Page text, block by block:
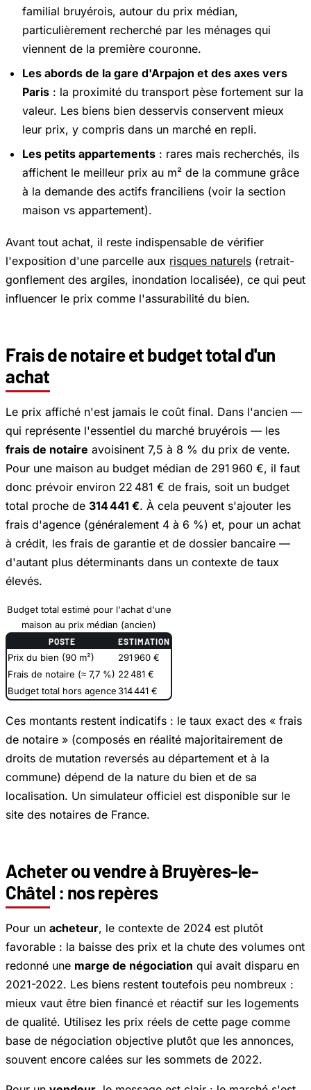
familial bruyérois, autour du prix médian,
particulièrement recherché par les ménages qui
viennent de la première couronne.
Les abords de la gare d'Arpajon et des axes vers
Paris : la proximité du transport pèse fortement sur la
valeur. Les biens bien desservis conservent mieux
leur prix, y compris dans un marché en repli.
Les petits appartements : rares mais recherchés, ils
affichent le meilleur prix au m² de la commune grâce
à la demande des actifs franciliens (voir la section
maison vs appartement).
Avant tout achat, il reste indispensable de vérifier
l'exposition d'une parcelle aux risques naturels (retrait-
gonflement des argiles, inondation localisée), ce qui peut
influencer le prix comme l'assurabilité du bien.
Frais de notaire et budget total d'un
achat
Le prix affiché n'est jamais le coût final. Dans l'ancien —
qui représente l'essentiel du marché bruyérois — les
frais de notaire avoisinent 7,5 à 8 % du prix de vente.
Pour une maison au budget médian de 291 960 €, il faut
donc prévoir environ 22 481 € de frais, soit un budget
total proche de 314 441 €. À cela peuvent s'ajouter les
frais d'agence (généralement 4 à 6 %) et, pour un achat
à crédit, les frais de garantie et de dossier bancaire —
d'autant plus déterminants dans un contexte de taux
élevés.
Budget total estimé pour l'achat d'une
maison au prix médian (ancien)
POSTE ESTIMATION
Prix du bien (90 m²)
291 960 €
Frais de notaire (≈ 7,7 %) 22 481 €
Budget total hors agence 314 441 €
Ces montants restent indicatifs : le taux exact des « frais
de notaire » (composés en réalité majoritairement de
droits de mutation reversés au département et à la
commune) dépend de la nature du bien et de sa
localisation. Un simulateur officiel est disponible sur le
site des notaires de France.
Acheter ou vendre à Bruyères-le-
Châtel : nos repères
Pour un acheteur, le contexte de 2024 est plutôt
favorable : la baisse des prix et la chute des volumes ont
redonné une marge de négociation qui avait disparu en
2021-2022. Les biens restent toutefois peu nombreux :
mieux vaut être bien financé et réactif sur les logements
de qualité. Utilisez les prix réels de cette page comme
base de négociation objective plutôt que les annonces,
souvent encore calées sur les sommets de 2022.